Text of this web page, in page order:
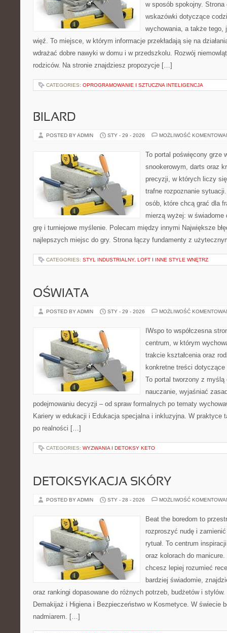
w sposób spokojny.
wskazówki dotyczące
wychowania, a także tego,
więź. To miejsce, w którym informacje przekładają się na
wdrażać dobre nawyki w domu i w przedszkolu. Rozwój
rodziców. Na stronie znajdziesz propozycje […]
CATEGORIES: OPROGRAMOWANIE I SZTUCZNA INTELIGENCJA
BILARD
POSTED BY ADMIN STY - 29 - 2026 MOŻLIWOŚĆ
To portal poświęcony grze
snookerowym, darts oraz
precyzji, w których liczy
trafne rozpoznanie
osób, które chcą grać dla
mierzą wyżej: w świadome
grę i turniejowe myślenie. Polecam między innymi Największe
najlepszych miejsc do gry. Strona łączy fundamenty z
CATEGORIES: STYL INDUSTRIALNY, LOFT I INNE STYLE WNĘTRZ
OŚWIATA
POSTED BY ADMIN STY - 29 - 2026 MOŻLIWOŚĆ
IWspo to współczesna
centrum, w którym
trakcie kształcenia oraz
konkretne treści
To portal tworzony z myślą
nauczanie, wyjaśniać
podejmowaniu decyzji – od spraw formalnych po tematy
Kariery w edukacji i Edukacja specjalna i inkluzyjna. W praktyce
po realności […]
CATEGORIES: WYZWANIA I DETOKSY KETO
DETOKSYKACJA SKÓRY
POSTED BY ADMIN STY - 28 - 2026 MOŻLIWOŚĆ
Beat the boredom to
rozproszyć nudę i
rytuał. To centrum
oraz kolorach do
chcesz lepiej rozumieć
bardziej świadomie,
oraz rankingi dopasowane do różnych potrzeb, budżetów i
Demakijaż i Higiena i Bezpieczeństwo w Kosmetyce. W świecie
nadmiarem. […]